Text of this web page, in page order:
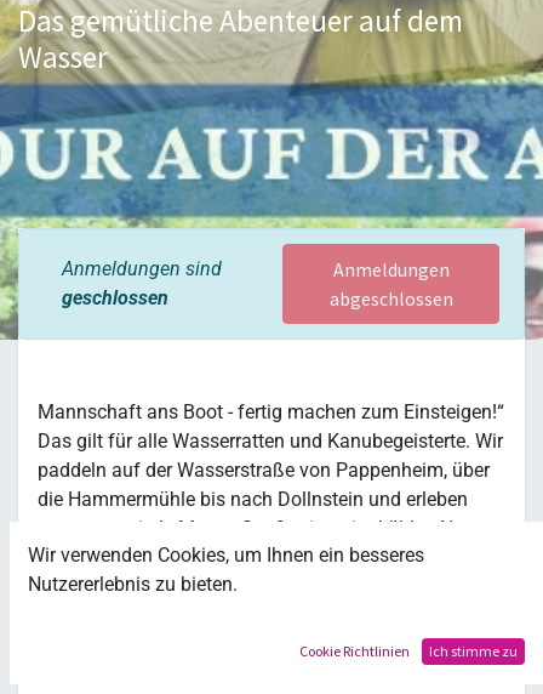
Das gemütliche Abenteuer auf dem
Wasser
Anmeldungen sind
geschlossen
Anmeldungen
abgeschlossen
Mannschaft ans Boot - fertig machen zum Einsteigen!“
Das gilt für alle Wasserratten und Kanubegeisterte. Wir
paddeln auf der Wasserstraße von Pappenheim, über
die Hammermühle bis nach Dollnstein und erleben
zusammen jede Menge Spaß mitten im kühlen Nass
der Altmühl.
Freu Dich auf die Bootsrutsche, verschiedene Spiele,
Wir verwenden Cookies, um Ihnen ein besseres
Nutzererlebnis zu bieten.
Cookie Richtlinien Ich stimme zu